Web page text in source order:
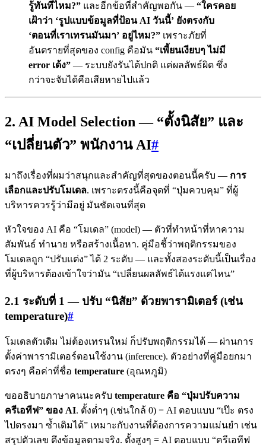
รู้ทันทีไหม?” และอีกข้อที่สำคัญพอกัน — “ใครคอย
เฝ้าว่า ‘รูปแบบข้อมูลที่ป้อน AI วันนี้’ ยังตรงกับ
‘ตอนที่เราเทรนมันมา’ อยู่ไหม?” เพราะภัยที่
อันตรายที่สุดของ config คือมัน “เพี้ยนเงียบๆ ไม่มี
error เด้ง” — ระบบยังรันได้ปกติ แค่ผลลัพธ์ผิด ซึ่ง
กว่าจะจับได้คือเสียหายไปแล้ว
2. AI Model Selection — “ตั้งนิสัย” และ
“เปลี่ยนตัว” พนักงาน AI#
มาถึงเรื่องที่ผมว่าสนุกและสำคัญที่สุดของตอนนี้ครับ — การ
เลือกและปรับโมเดล. เพราะตรงนี้คือจุดที่ “ปุ่มควบคุม” ที่ผู้
บริหารควรรู้ว่ามีอยู่ มันชัดเจนที่สุด
หัวใจของ AI คือ “โมเดล” (model) — ตัวที่ทำหน้าที่หาความ
สัมพันธ์ ทำนาย หรือสร้างเนื้อหา. คู่มือชี้ว่าพฤติกรรมของ
โมเดลถูก “ปรับแต่ง” ได้ 2 ระดับ — และทั้งสองระดับนี้เป็นเรื่อง
ที่ผู้บริหารต้องเข้าใจว่ามัน “เปลี่ยนผลลัพธ์ได้แรงแค่ไหน”
2.1 ระดับที่ 1 — ปรับ “นิสัย” ด้วยพารามิเตอร์ (เช่น
temperature)#
โมเดลตัวเดิม ไม่ต้องเทรนใหม่ ก็ปรับพฤติกรรมได้ — ผ่านการ
ตั้งค่าพารามิเตอร์ตอนใช้งาน (inference). ตัวอย่างที่คู่มือยกมา
ตรงๆ คือค่าที่ชื่อ temperature (อุณหภูมิ)
ขออธิบายภาษาคนนะครับ temperature คือ “ปุ่มปรับความ
ครีเอทีฟ” ของ AI. ตั้งต่ำๆ (เช่นใกล้ 0) = AI ตอบแบบ “เป๊ะ ตรง
ไปตรงมา ซ้ำเดิมได้” เหมาะกับงานที่ต้องการความแม่นยำ เช่น
สรุปตัวเลข ดึงข้อมูลตามจริง. ตั้งสูงๆ = AI ตอบแบบ “ครีเอทีฟ